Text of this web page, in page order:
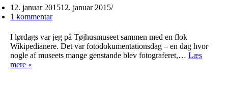
12. januar 201512. januar 2015
1 kommentar
I lørdags var jeg på Tøjhusmuseet sammen med en flok
Wikipedianere. Det var fotodokumentationsdag – en dag hvor
nogle af museets mange genstande blev fotograferet,… Læs
mere »